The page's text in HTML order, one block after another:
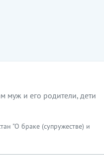
муж и его родители, дети
"О браке (супружестве) и